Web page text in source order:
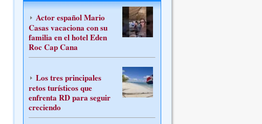
Actor español Mario
Casas vacaciona con su
familia en el hotel Eden
Roc Cap Cana
Los tres principales
retos turísticos que
enfrenta RD para seguir
creciendo